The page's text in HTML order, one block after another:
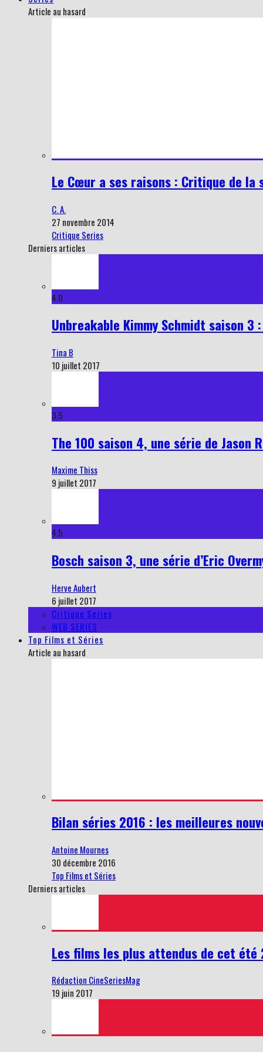
Article au hasard
Le Cœur a ses raisons : Critique de la
C. A.
27 novembre 2014
Critique Series
Derniers articles
4.0
Unbreakable Kimmy Schmidt saison 3
Tina B
10 juillet 2017
3.5
The 100 saison 4, une série de Jason
Maxime Thiss
9 juillet 2017
4.5
Bosch saison 3, une série d’Eric
Herve Aubert
6 juillet 2017
Critique Series
WEB SERIES
Top Films et Séries
Article au hasard
Bilan séries 2016 : les meilleures
Antoine Mournes
30 décembre 2016
Top Films et Séries
Derniers articles
Les films les plus attendus de cet été
Rédaction CineSeriesMag
19 juin 2017